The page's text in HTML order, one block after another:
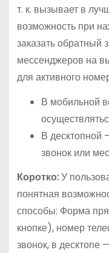
т. к. вызывает в
возможность при
заказать обратный
мессенджеров на
для активного
В мобильной
В десктопной
звонок или
Коротко:У
понятная
способы: Форма
кнопке), номер
звонок, в